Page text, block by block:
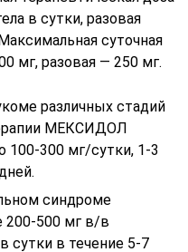
в сутки, разовая
суточная
мг, разовая — 250 мг.
различных стадий
МЕКСИДОЛ
300 мг/сутки, 1-3
синдроме
500 мг в/в
сутки в течение 5-7